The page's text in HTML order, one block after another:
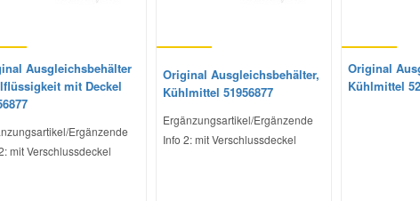
Ausgleichsbehälter
mit Deckel
Ergänzende
mit Verschlussdeckel
Original Ausgleichsbehälter,
Kühlmittel 51956877
Ergänzungsartikel/Ergänzende
Info 2: mit Verschlussdeckel
Original
Kühlmittel